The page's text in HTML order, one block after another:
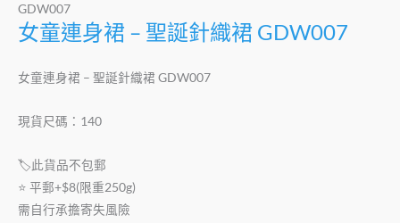
GDW007
女童連身裙 – 聖誕針織裙 GDW007
女童連身裙 – 聖誕針織裙 GDW007
現貨尺碼：140
🏷此貨品不包郵
⭐️ 平郵+$8(限重250g)
需自行承擔寄失風險